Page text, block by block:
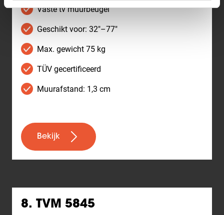
Vaste tv muurbeugel
Geschikt voor: 32"–77"
Max. gewicht 75 kg
TÜV gecertificeerd
Muurafstand: 1,3 cm
Bekijk
8. TVM 5845